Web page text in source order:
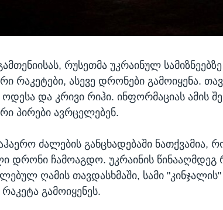
რუსეთმა უკრაინულ
რაკეტები, ასევე დრონები გამოიყენა.
და კრივი რიჰი. ინფორმაციას ამის
პირები ავრცელებენ.
ძალების განცხადებაში ნათქვამია,
დრონი ჩამოაგდო. უკრაინის წინააღმდეგ
ღამის თავდასხმაში, სამი
გამოიყენეს.